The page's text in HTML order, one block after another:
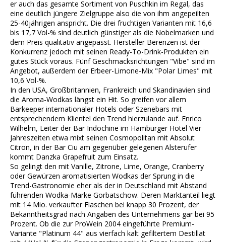
er auch das gesamte Sortiment von Puschkin im Regal, das
eine deutlich jüngere Zielgruppe also die von ihm angepeilten
25-40jährigen anspricht. Die drei fruchtigen Varianten mit 16,6
bis 17,7 Vol-% sind deutlich günstiger als die Nobelmarken und
dem Preis qualitativ angepasst. Hersteller Berenzen ist der
Konkurrenz jedoch mit seinen Ready-To-Drink-Produkten ein
gutes Stück voraus. Fünf Geschmacksrichtungen "Vibe" sind im
Angebot, außerdem der Erbeer-Limone-Mix "Polar Limes" mit
10,6 Vol-%.
In den USA, Großbritannien, Frankreich und Skandinavien sind
die Aroma-Wodkas längst ein Hit. So greifen vor allem
Barkeeper internationaler Hotels oder Szenebars mit
entsprechendem Klientel den Trend hierzulande auf. Enrico
Wilhelm, Leiter der Bar Indochine im Hamburger Hotel Vier
Jahreszeiten etwa mixt seinen Cosmopolitan mit Absolut
Citron, in der Bar Ciu am gegenüber gelegenen Alsterufer
kommt Danzka Grapefruit zum Einsatz.
So gelingt den mit Vanille, Zitrone, Lime, Orange, Cranberry
oder Gewürzen aromatisierten Wodkas der Sprung in die
Trend-Gastronomie eher als der in Deutschland mit Abstand
führenden Wodka-Marke Gorbatschow. Deren Marktanteil liegt
mit 14 Mio. verkaufter Flaschen bei knapp 30 Prozent, der
Bekanntheitsgrad nach Angaben des Unternehmens gar bei 95
Prozent. Ob die zur ProWein 2004 eingeführte Premium-
Variante "Platinum 44" aus vierfach kalt gefiltertem Destillat